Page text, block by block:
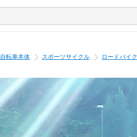
自転車本体 スポーツサイクル ロードバイク